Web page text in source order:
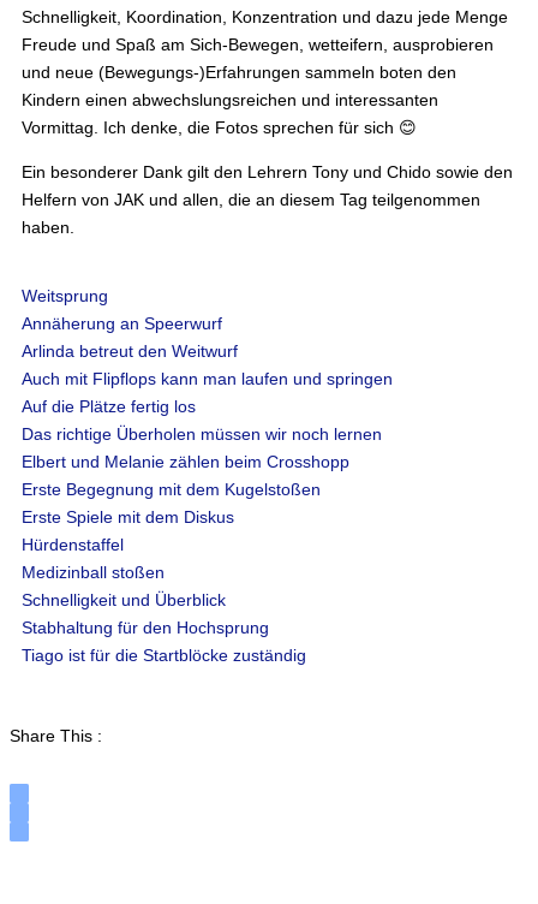
Schnelligkeit, Koordination, Konzentration und dazu jede Menge
Freude und Spaß am Sich-Bewegen, wetteifern, ausprobieren
und neue (Bewegungs-)Erfahrungen sammeln boten den
Kindern einen abwechslungsreichen und interessanten
Vormittag. Ich denke, die Fotos sprechen für sich 😊
Ein besonderer Dank gilt den Lehrern Tony und Chido sowie den
Helfern von JAK und allen, die an diesem Tag teilgenommen
haben.
Weitsprung
Annäherung an Speerwurf
Arlinda betreut den Weitwurf
Auch mit Flipflops kann man laufen und springen
Auf die Plätze fertig los
Das richtige Überholen müssen wir noch lernen
Elbert und Melanie zählen beim Crosshopp
Erste Begegnung mit dem Kugelstoßen
Erste Spiele mit dem Diskus
Hürdenstaffel
Medizinball stoßen
Schnelligkeit und Überblick
Stabhaltung für den Hochsprung
Tiago ist für die Startblöcke zuständig
Share This :